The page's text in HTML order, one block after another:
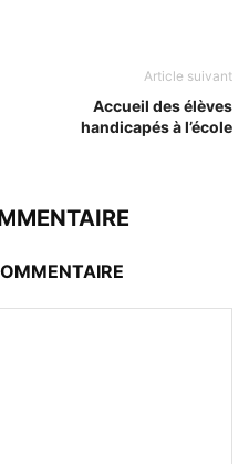
Article suivant
Accueil des élèves
handicapés à l’école